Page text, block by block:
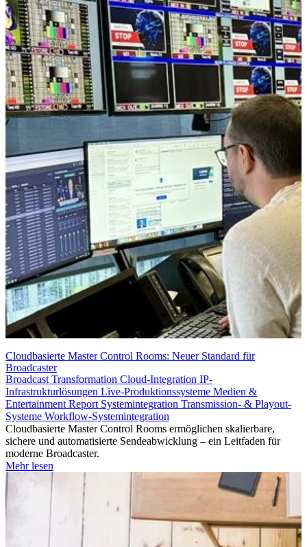
Cloudbasierte Master Control Rooms: Neuer Standard für
Broadcaster
Broadcast Transformation Cloud-Integration IP-
Infrastrukturlösungen Live-Produktionssysteme Medien &
Entertainment Report Systemintegration Transmission- & Playout-
Systeme Workflow-Systemintegration
Cloudbasierte Master Control Rooms ermöglichen skalierbare,
sichere und automatisierte Sendeabwicklung – ein Leitfaden für
moderne Broadcaster.
Mehr lesen